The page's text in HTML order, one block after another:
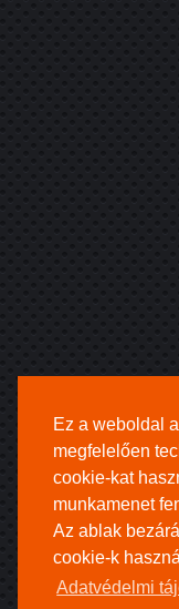
Ez a weboldal
megfelelően
cookie-kat
munkamenet
Az ablak
cookie-k
Adatvédelmi